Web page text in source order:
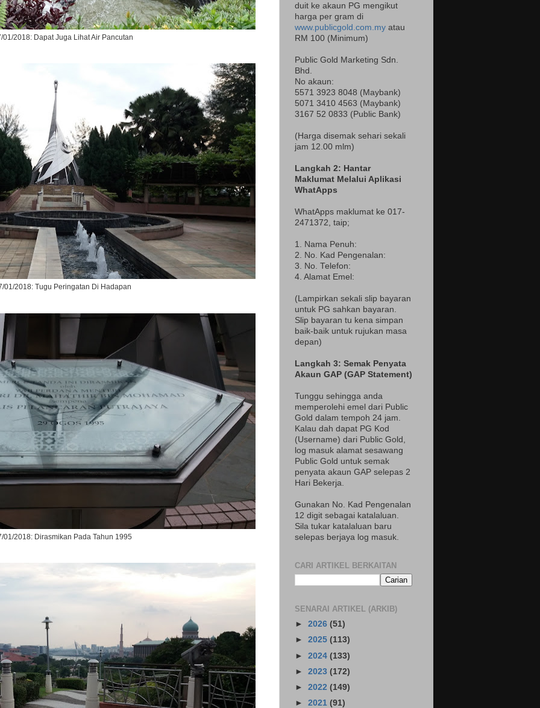
01/2018: Dapat Juga Lihat Air Pancutan
01/2018: Tugu Peringatan Di Hadapan
01/2018: Dirasmikan Pada Tahun 1995
duit ke akaun PG mengikut
harga per gram di
www.publicgold.com.my atau
RM 100 (Minimum)
Public Gold Marketing Sdn.
Bhd.
No akaun:
5571 3923 8048 (Maybank)
5071 3410 4563 (Maybank)
3167 52 0833 (Public Bank)
(Harga disemak sehari sekali
jam 12.00 mlm)
Langkah 2: Hantar
Maklumat Melalui Aplikasi
WhatApps
WhatApps maklumat ke 017-
2471372 , taip;
1. Nama Penuh:
2. No. Kad Pengenalan:
3. No. Telefon:
4. Alamat Emel:
(Lampirkan sekali slip bayaran
untuk PG sahkan bayaran.
Slip bayaran tu kena simpan
baik-baik untuk rujukan masa
depan)
Langkah 3: Semak Penyata
Akaun GAP (GAP Statement)
Tunggu sehingga anda
memperolehi emel dari Public
Gold dalam tempoh 24 jam.
Kalau dah dapat PG Kod
(Username) dari Public Gold,
log masuk alamat sesawang
Public Gold untuk semak
penyata akaun GAP selepas 2
Hari Bekerja.
Gunakan No. Kad Pengenalan
12 digit sebagai katalaluan.
Sila tukar katalaluan baru
selepas berjaya log masuk.
CARI ARTIKEL BERKAITAN
SENARAI ARTIKEL (ARKIB)
► 2026 (51)
► 2025 (113)
► 2024 (133)
► 2023 (172)
► 2022 (149)
► 2021 (91)